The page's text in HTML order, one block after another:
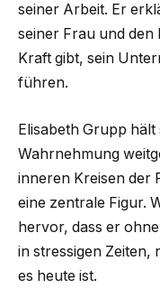
seiner Arbeit. Er
seiner Frau und den
Kraft gibt, sein
führen.
Elisabeth Grupp
Wahrnehmung
inneren Kreisen der
eine zentrale Figur.
hervor, dass er
in stressigen Zeiten,
es heute ist.